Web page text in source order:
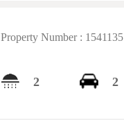
Property Number : 1541135
2 2